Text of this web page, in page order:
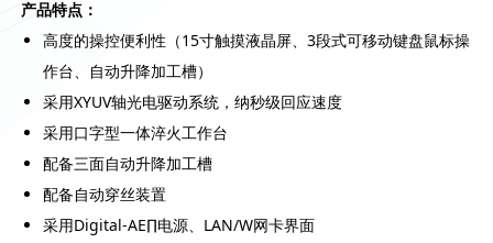
产品特点：
高度的操控便利性（15寸触摸液晶屏、3段式可移动键盘鼠标操
作台、自动升降加工槽）
采用XYUV轴光电驱动系统，纳秒级回应速度
采用口字型一体淬火工作台
配备三面自动升降加工槽
配备自动穿丝装置
采用Digital-AE∏电源、LAN/W网卡界面